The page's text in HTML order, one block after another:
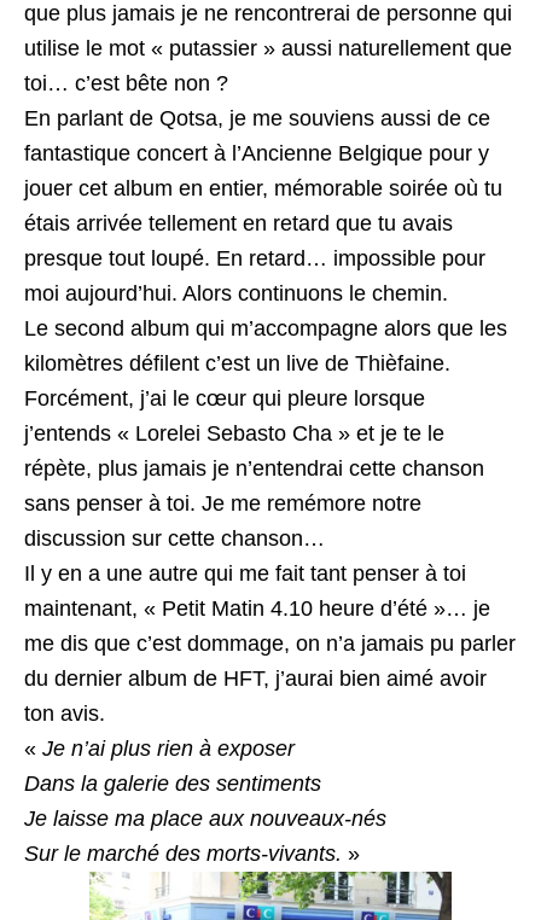
que plus jamais je ne rencontrerai de personne qui
utilise le mot « putassier » aussi naturellement que
toi… c’est bête non ?
En parlant de Qotsa, je me souviens aussi de ce
fantastique concert à l’Ancienne Belgique pour y
jouer cet album en entier, mémorable soirée où tu
étais arrivée tellement en retard que tu avais
presque tout loupé. En retard… impossible pour
moi aujourd’hui. Alors continuons le chemin.
Le second album qui m’accompagne alors que les
kilomètres défilent c’est un live de Thièfaine.
Forcément, j’ai le cœur qui pleure lorsque
j’entends « Lorelei Sebasto Cha » et je te le
répète, plus jamais je n’entendrai cette chanson
sans penser à toi. Je me remémore notre
discussion sur cette chanson…
Il y en a une autre qui me fait tant penser à toi
maintenant, « Petit Matin 4.10 heure d’été »… je
me dis que c’est dommage, on n’a jamais pu parler
du dernier album de HFT, j’aurai bien aimé avoir
ton avis.
« Je n’ai plus rien à exposer
Dans la galerie des sentiments
Je laisse ma place aux nouveaux-nés
Sur le marché des morts-vivants. »